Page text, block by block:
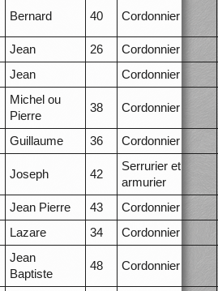
Bernard 40 Cordonnier
Jean 26
Cordonnier
Jean
Cordonnier
Michel ou
Pierre
38 Cordonnier
Guillaume 36 Cordonnier
Joseph 42
Serrurier et
armurier
Jean Pierre 43
Cordonnier
Lazare 34 Cordonnier
Jean
Baptiste
48 Cordonnier